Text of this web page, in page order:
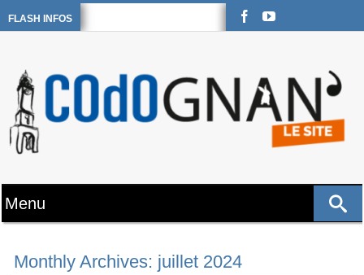
FLASH INFOS
Monthly Archives: juillet 2024